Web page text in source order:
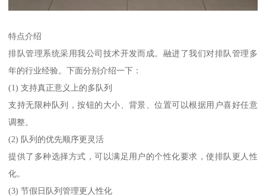
特点介绍
排队管理系统采用我公司技术开发而成。融进了我们对排队管理多
年的行业经验。下面分别介绍一下：
(1) 支持真正意义上的多队列
支持无限种队列，按钮的大小、背景、位置可以根据用户喜好任意
调整。
(2) 队列的优先顺序更灵活
提供了多种选择方式，可以满足用户的个性化要求，使排队更人性
化。
(3) 节假日队列管理更人性化